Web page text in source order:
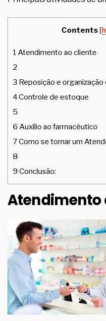
Contents [
1 Atendimento ao cliente
2
3 Reposição e
4Controle de estoque
5
6 Auxílio ao farmacêutico
7Como se tornar um
8
9 Conclusão:
Atendimento